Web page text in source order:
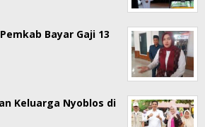
Bayar Gaji 13
Keluarga Nyoblos di